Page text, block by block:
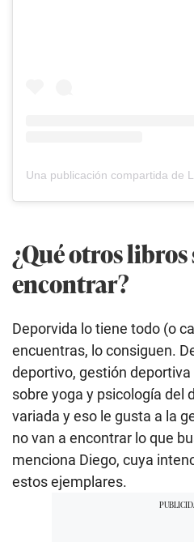
¿Qué otros libros
encontrar?
Deporvida lo tiene todo (o
encuentras, lo consiguen.
deportivo, gestión
sobre yoga y psicología del
variada y eso le gusta a la
no van a encontrar lo que
menciona Diego, cuya
estos ejemplares.